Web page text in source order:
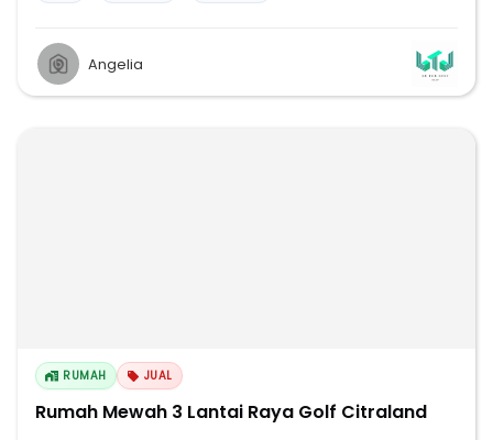
Angelia
RUMAH JUAL
Rumah Mewah 3 Lantai Raya Golf Citraland